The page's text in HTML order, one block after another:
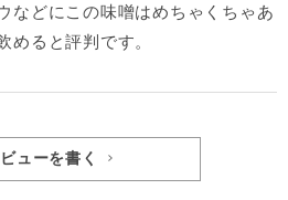
などにこの味噌はめちゃくちゃあ
めると評判です。
ビューを書く